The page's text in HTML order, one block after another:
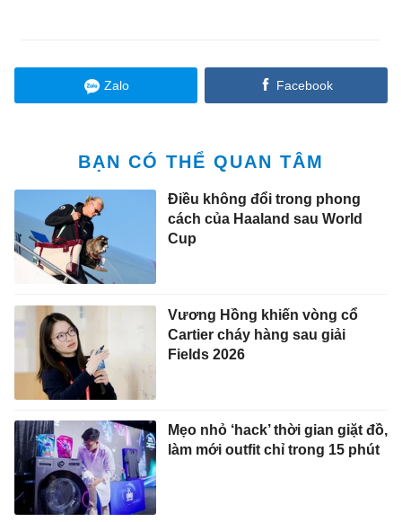
Zalo Facebook
BẠN CÓ THỂ QUAN TÂM
Điều không đổi trong phong
cách của Haaland sau World
Cup
Vương Hồng khiến vòng cổ
Cartier cháy hàng sau giải
Fields 2026
Mẹo nhỏ ‘hack’ thời gian giặt đồ,
làm mới outfit chỉ trong 15 phút